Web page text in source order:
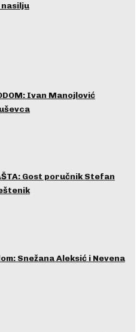
nasilju
Ivan Manojlović
Gost poručnik Stefan
Snežana Aleksić i Nevena